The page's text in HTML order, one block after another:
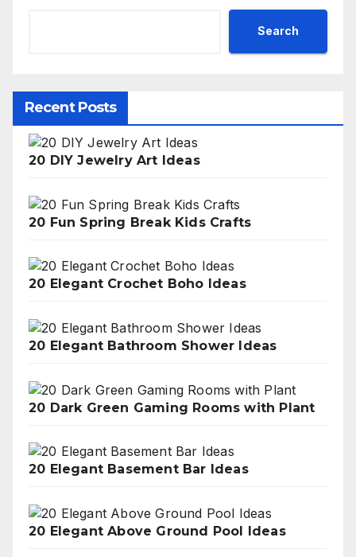
Search
Recent Posts
20 DIY Jewelry Art Ideas
20 Fun Spring Break Kids Crafts
20 Elegant Crochet Boho Ideas
20 Elegant Bathroom Shower Ideas
20 Dark Green Gaming Rooms with Plant
20 Elegant Basement Bar Ideas
20 Elegant Above Ground Pool Ideas